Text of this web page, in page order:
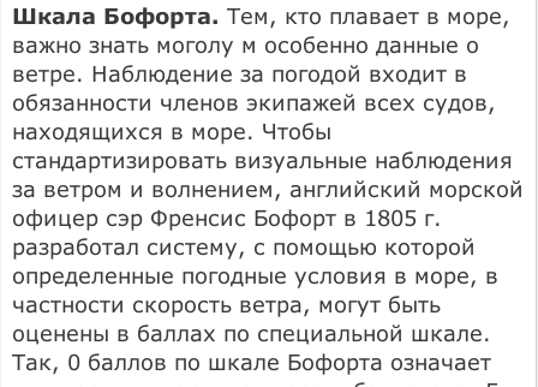
Шкала Бофорта. Тем, кто плавает в море,
важно знать моголу м особенно данные о
ветре. Наблюдение за погодой входит в
обязанности членов экипажей всех судов,
находящихся в море. Чтобы
стандартизировать визуальные наблюдения
за ветром и волнением, английский морской
офицер сэр Френсис Бофорт в 1805 г.
разработал систему, с помощью которой
определенные погодные условия в море, в
частности скорость ветра, могут быть
оценены в баллах по специальной шкале.
Так, 0 баллов по шкале Бофорта означает